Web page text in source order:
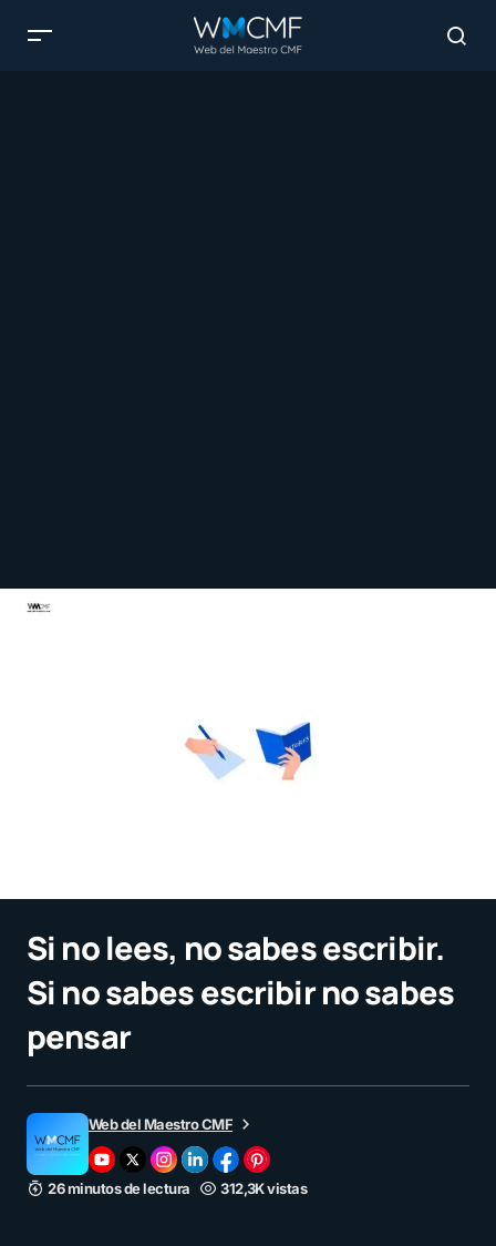
Si no lees, no sabes escribir.
Si no sabes escribir no sabes
pensar
Web del Maestro CMF
26 minutos de lectura 312,3K vistas